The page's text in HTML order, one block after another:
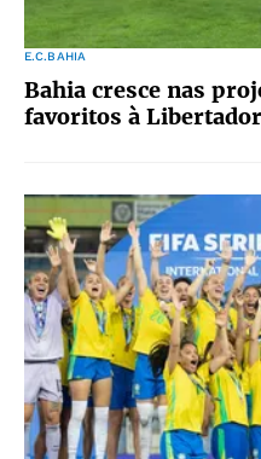
E.C.BAHIA
Bahia cresce nas
favoritos à